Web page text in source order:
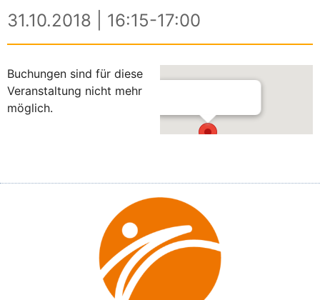
31.10.2018 | 16:15-17:00
Buchungen sind für diese
Veranstaltung nicht mehr
möglich.
Im Pfarrstadl – Weßling
Am Kreuzberg 3 - Weßling